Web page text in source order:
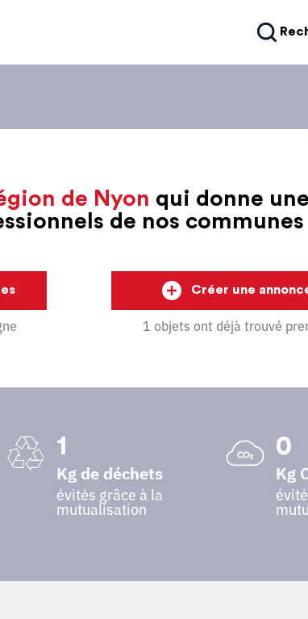
de Nyon qui donne
de nos communes
Créer une
1 objets ont déjà trouvé
1
Kg de déchets
évités grâce à la
mutualisation
0
Kg